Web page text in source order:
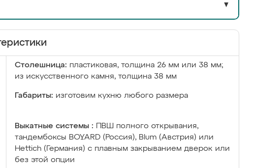
▼
Столешница: пластиковая, толщина 26 мм или 38 мм;
из искусственного камня, толщина 38 мм
Габариты: изготовим кухню любого размера
Выкатные системы :
ПВШ полного открывания,
тандембоксы BOYARD (Россия), Blum (Австрия) или
Hettich (Германия) с плавным закрыванием дверок или
без этой опции